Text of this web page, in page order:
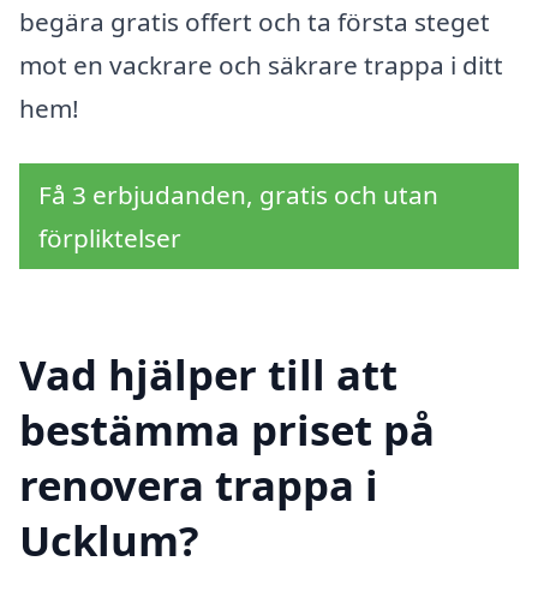
begära gratis offert och ta första steget
mot en vackrare och säkrare trappa i ditt
hem!
Få 3 erbjudanden, gratis och utan
förpliktelser
Vad hjälper till att
bestämma priset på
renovera trappa i
Ucklum?